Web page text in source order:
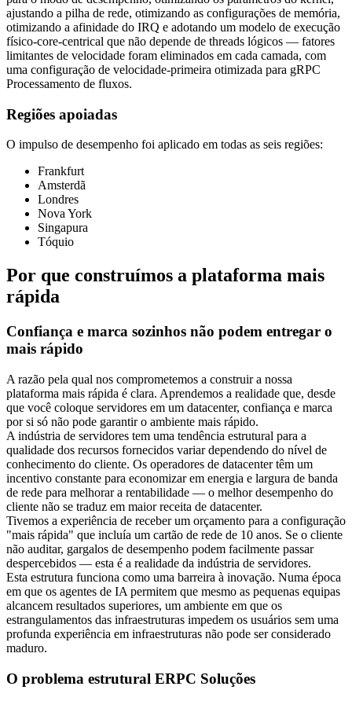
ajustando a pilha de rede, otimizando as configurações de memória,
otimizando a afinidade do IRQ e adotando um modelo de execução
físico-core-centrical que não depende de threads lógicos — fatores
limitantes de velocidade foram eliminados em cada camada, com
uma configuração de velocidade-primeira otimizada para gRPC
Processamento de fluxos.
Regiões apoiadas
O impulso de desempenho foi aplicado em todas as seis regiões:
Frankfurt
Amsterdã
Londres
Nova York
Singapura
Tóquio
Por que construímos a plataforma mais
rápida
Confiança e marca sozinhos não podem entregar o
mais rápido
A razão pela qual nos comprometemos a construir a nossa
plataforma mais rápida é clara. Aprendemos a realidade que, desde
que você coloque servidores em um datacenter, confiança e marca
por si só não pode garantir o ambiente mais rápido.
A indústria de servidores tem uma tendência estrutural para a
qualidade dos recursos fornecidos variar dependendo do nível de
conhecimento do cliente. Os operadores de datacenter têm um
incentivo constante para economizar em energia e largura de banda
de rede para melhorar a rentabilidade — o melhor desempenho do
cliente não se traduz em maior receita de datacenter.
Tivemos a experiência de receber um orçamento para a configuração
"mais rápida" que incluía um cartão de rede de 10 anos. Se o cliente
não auditar, gargalos de desempenho podem facilmente passar
despercebidos — esta é a realidade da indústria de servidores.
Esta estrutura funciona como uma barreira à inovação. Numa época
em que os agentes de IA permitem que mesmo as pequenas equipas
alcancem resultados superiores, um ambiente em que os
estrangulamentos das infraestruturas impedem os usuários sem uma
profunda experiência em infraestruturas não pode ser considerado
maduro.
O problema estrutural ERPC Soluções